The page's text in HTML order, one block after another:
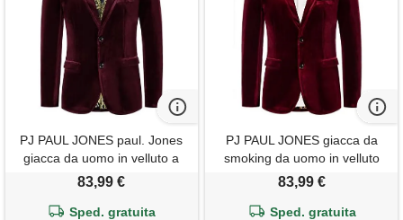
PJ PAUL JONES paul. Jones
giacca da uomo in velluto a
due bottoni perfetta per
scuro 310-5
83,99 €
Sped. gratuita
PJ PAUL JONES giacca da
smoking da uomo in velluto
moda con due bottoni s vino
83,99 €
Sped. gratuita